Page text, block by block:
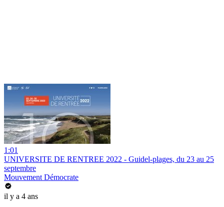
1:01
UNIVERSITE DE RENTREE 2022 - Guidel-plages, du 23 au 25
septembre
Mouvement Démocrate
il y a 4 ans